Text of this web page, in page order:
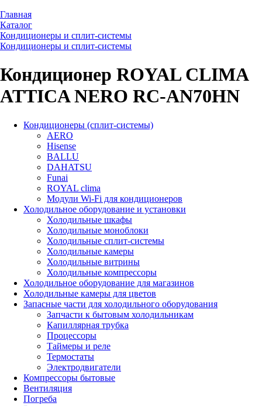
Главная
Каталог
Кондиционеры и сплит-системы
Кондиционеры и сплит-системы
Кондиционер ROYAL CLIMA
ATTICA NERO RC-AN70HN
Кондиционеры (сплит-системы)
AERO
Hisense
BALLU
DAHATSU
Funai
ROYAL clima
Модули Wi-Fi для кондиционеров
Холодильное оборудование и установки
Холодильные шкафы
Холодильные моноблоки
Холодильные сплит-системы
Холодильные камеры
Холодильные витрины
Холодильные компрессоры
Холодильное оборудование для магазинов
Холодильные камеры для цветов
Запасные части для холодильного оборудования
Запчасти к бытовым холодильникам
Капиллярная трубка
Процессоры
Таймеры и реле
Термостаты
Электродвигатели
Компрессоры бытовые
Вентиляция
Погреба